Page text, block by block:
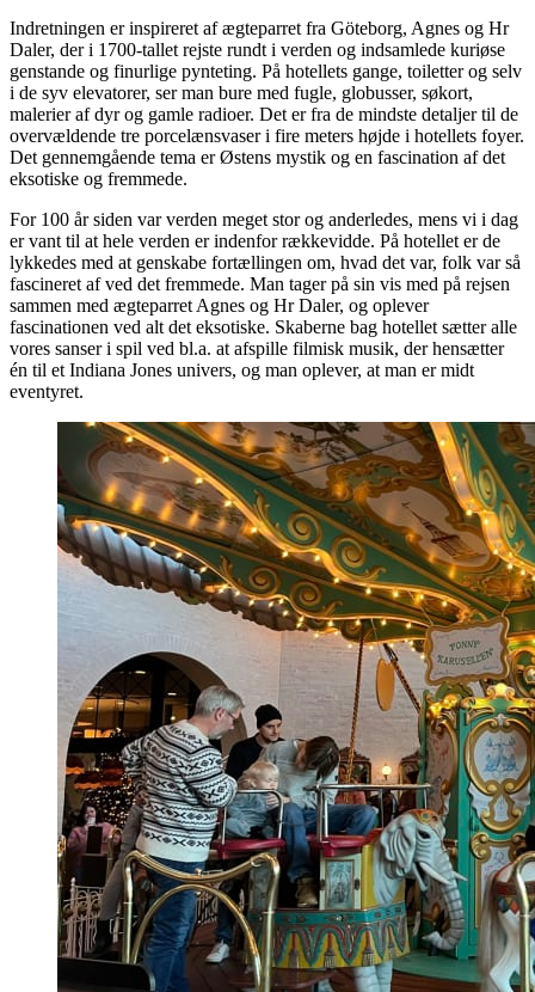
Indretningen er inspireret af ægteparret fra Göteborg, Agnes og Hr
Daler, der i 1700-tallet rejste rundt i verden og indsamlede kuriøse
genstande og finurlige pynteting. På hotellets gange, toiletter og selv
i de syv elevatorer, ser man bure med fugle, globusser, søkort,
malerier af dyr og gamle radioer. Det er fra de mindste detaljer til de
overvældende tre porcelænsvaser i fire meters højde i hotellets foyer.
Det gennemgående tema er Østens mystik og en fascination af det
eksotiske og fremmede.
For 100 år siden var verden meget stor og anderledes, mens vi i dag
er vant til at hele verden er indenfor rækkevidde. På hotellet er de
lykkedes med at genskabe fortællingen om, hvad det var, folk var så
fascineret af ved det fremmede. Man tager på sin vis med på rejsen
sammen med ægteparret Agnes og Hr Daler, og oplever
fascinationen ved alt det eksotiske. Skaberne bag hotellet sætter alle
vores sanser i spil ved bl.a. at afspille filmisk musik, der hensætter
én til et Indiana Jones univers, og man oplever, at man er midt
eventyret.